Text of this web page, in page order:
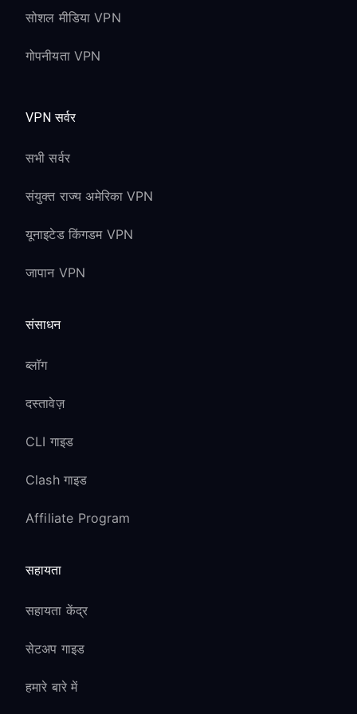
सोशल मीडिया VPN
गोपनीयता VPN
VPN सर्वर
सभी सर्वर
संयुक्त राज्य अमेरिका VPN
यूनाइटेड किंगडम VPN
जापान VPN
संसाधन
ब्लॉग
दस्तावेज़
CLI गाइड
Clash गाइड
Affiliate Program
सहायता
सहायता केंद्र
सेटअप गाइड
हमारे बारे में